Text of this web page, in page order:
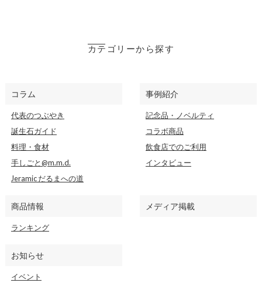
カテゴリーから探す
コラム
代表のつぶやき
誕生石ガイド
料理・食材
手しごと@m.m.d.
Jeramic だるまへの道
事例紹介
記念品・ノベルティ
コラボ商品
飲食店でのご利用
インタビュー
商品情報
ランキング
メディア掲載
お知らせ
イベント